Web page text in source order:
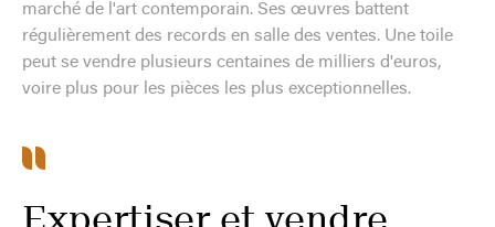
marché de l'art contemporain. Ses œuvres battent
régulièrement des records en salle des ventes. Une toile
peut se vendre plusieurs centaines de milliers d'euros,
voire plus pour les pièces les plus exceptionnelles.